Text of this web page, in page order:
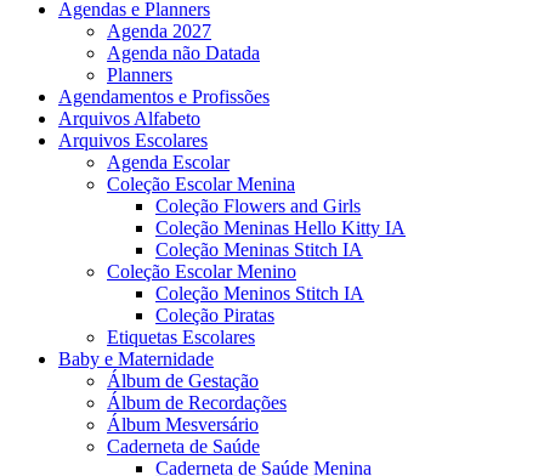
Agendas e Planners
Agenda 2027
Agenda não Datada
Planners
Agendamentos e Profissões
Arquivos Alfabeto
Arquivos Escolares
Agenda Escolar
Coleção Escolar Menina
Coleção Flowers and Girls
Coleção Meninas Hello Kitty IA
Coleção Meninas Stitch IA
Coleção Escolar Menino
Coleção Meninos Stitch IA
Coleção Piratas
Etiquetas Escolares
Baby e Maternidade
Álbum de Gestação
Álbum de Recordações
Álbum Mesversário
Caderneta de Saúde
Caderneta de Saúde Menina